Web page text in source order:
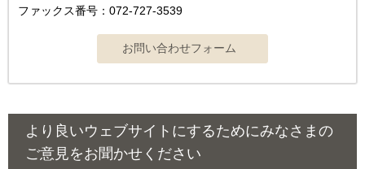
ファックス番号：072-727-3539
より良いウェブサイトにするためにみなさまの
ご意見をお聞かせください